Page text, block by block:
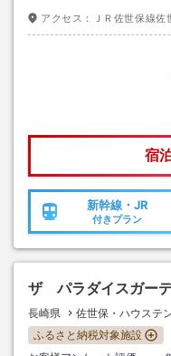
アクセス： ＪＲ佐世保線
宿
新幹線・JR
付きプラン
ザ パラダイスガー
長崎県 佐世保・ハウステ
ふるさと納税対象施設